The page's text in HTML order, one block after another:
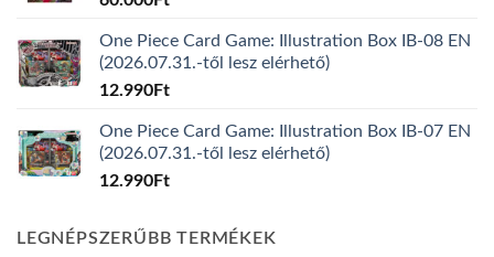
One Piece Card Game: Illustration Box IB-08 EN
(2026.07.31.-től lesz elérhető)
12.990Ft
One Piece Card Game: Illustration Box IB-07 EN
(2026.07.31.-től lesz elérhető)
12.990Ft
LEGNÉPSZERŰBB TERMÉKEK